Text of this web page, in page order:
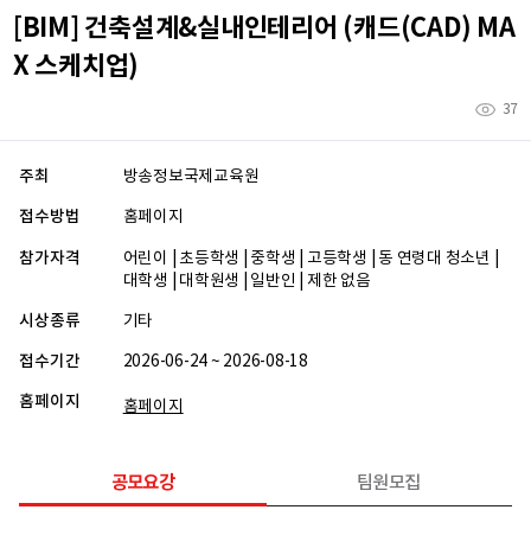
[BIM] 건축설계&실내인테리어 (캐드(CAD) MA
X 스케치업)
37
주최 방송정보국제교육원
접수방법 홈페이지
참가자격
어린이 | 초등학생 | 중학생 | 고등학생 | 동 연령대 청소년 |
대학생 | 대학원생 | 일반인 | 제한 없음
시상종류 기타
접수기간 2026-06-24 ~ 2026-08-18
홈페이지 홈페이지
공모요강 팀원모집